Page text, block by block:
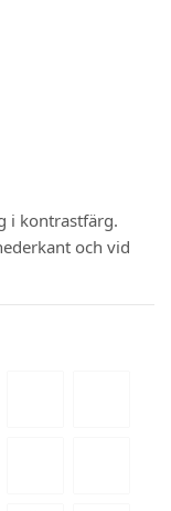
i kontrastfärg.
och vid